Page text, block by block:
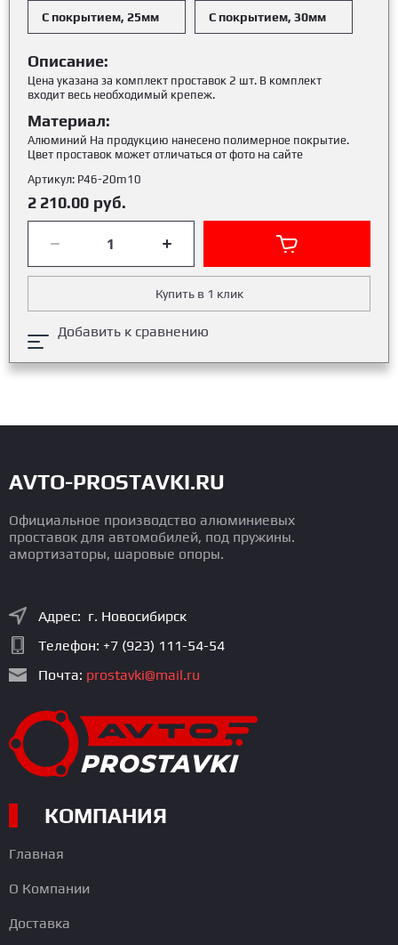
С покрытием, 25мм С покрытием, 30мм
Описание:
Цена указана за комплект проставок 2 шт. В комплект
входит весь необходимый крепеж.
Материал:
Алюминий На продукцию нанесено полимерное покрытие.
Цвет проставок может отличаться от фото на сайте
Артикул: Р46-20m10
2 210.00 руб.
Купить в 1 клик
Добавить к сравнению
AVTO-PROSTAVKI.RU
Официальное производство алюминиевых
проставок для автомобилей, под пружины.
амортизаторы, шаровые опоры.
Адрес: г. Новосибирск
Телефон: +7 (923) 111-54-54
Почта: prostavki@mail.ru
КОМПАНИЯ
Главная
О Компании
Доставка